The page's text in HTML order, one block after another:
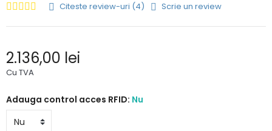
Citeste review-uri (4) Scrie un review
2.136,00 lei
Cu TVA
Adauga control acces RFID: Nu